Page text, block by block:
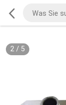
2/ 5